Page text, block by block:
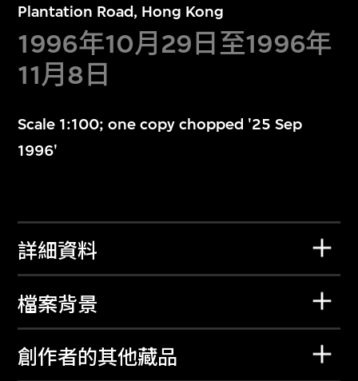
Plantation Road, Hong Kong
1996年10月29日至1996年
11月8日
Scale 1:100; one copy chopped '25 Sep
1996'
詳細資料
檔案背景
創作者的其他藏品